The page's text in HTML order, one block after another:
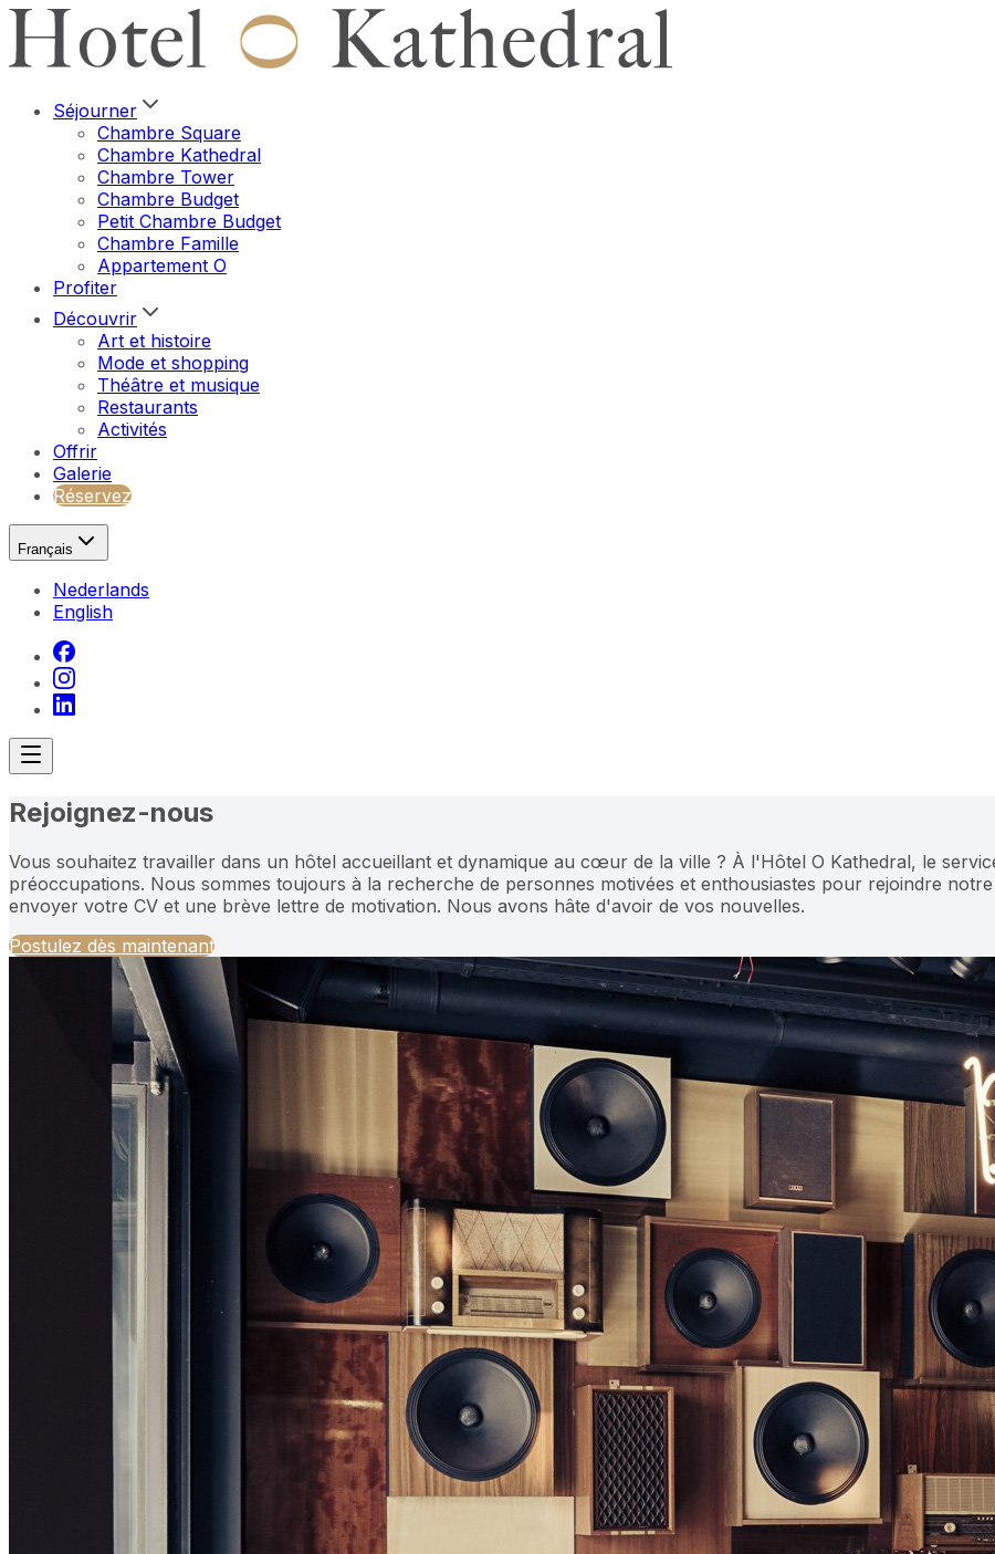
Séjourner
Chambre Square
Chambre Kathedral
Chambre Tower
Chambre Budget
Petit Chambre Budget
Chambre Famille
Appartement O
Profiter
Découvrir
Art et histoire
Mode et shopping
Théâtre et musique
Restaurants
Activités
Offrir
Galerie
Réservez
Français
Nederlands
English
Rejoignez-nous
Vous souhaitez travailler dans un hôtel accueillant et dynamique au cœur de la ville ? À l'Hôtel O Kathedral, le
préoccupations. Nous sommes toujours à la recherche de personnes motivées et enthousiastes pour rejoindre
envoyer votre CV et une brève lettre de motivation. Nous avons hâte d'avoir de vos nouvelles.
Postulez dès maintenant